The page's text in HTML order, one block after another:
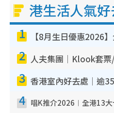
港生活人氣
1
2
3
4